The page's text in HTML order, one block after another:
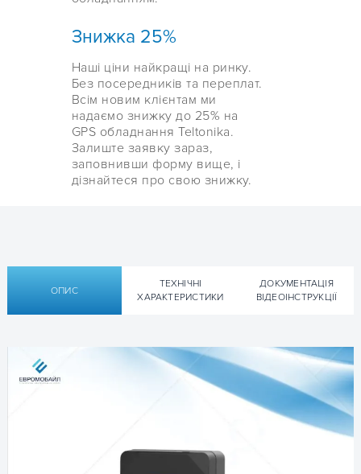
Знижка 25%
Наші ціни найкращі на ринку.
Без посередників та переплат.
Всім новим клієнтам ми
надаємо знижку до 25% на
GPS обладнання Teltonika.
Залиште заявку зараз,
заповнивши форму вище, і
дізнайтеся про свою знижку.
ОПИС
ТЕХНІЧНІ
ХАРАКТЕРИСТИКИ
ДОКУМЕНТАЦІЯ
ВІДЕОІНСТРУКЦІЇ
Персональний PS трекер Teltonika TMT250
Частотний діапазон,
850/900/1800/1900
GPRS клас 12
SMS (текст, дані)
Технічна документація Teltonika
— [ENG]